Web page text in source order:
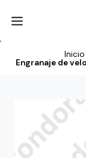
Aprovecha
sintetico y el filtro
Inicio
Engranaje de